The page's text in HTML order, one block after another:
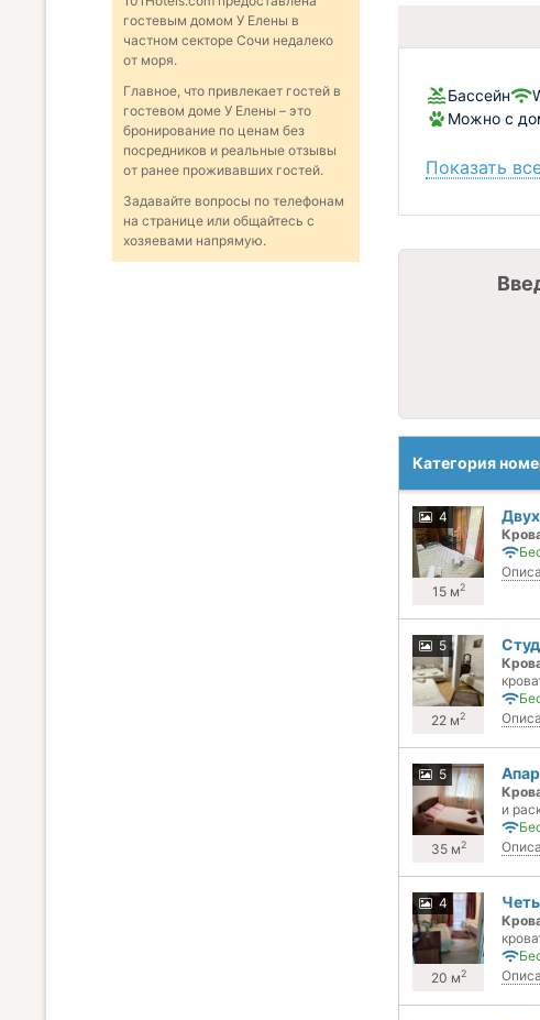
Бассейн
Можно с
Показать
Категория
4
15 м2
5
22 м2
5
35 м2
и
4
20 м2
гостевым домом У Елены в
частном секторе Сочи недалеко
от моря.
Главное, что привлекает гостей в
гостевом доме У Елены – это
бронирование по ценам без
посредников и реальные отзывы
от ранее проживавших гостей.
Задавайте вопросы по телефонам
на странице или общайтесь с
хозяевами напрямую.